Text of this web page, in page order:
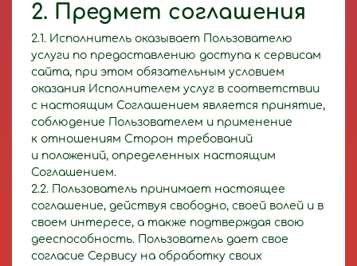
2. Предмет соглашения
2.1. Исполнитель оказывает Пользователю
услуги по предоставлению доступа к сервисам
сайта, при этом обязательным условием
оказания Исполнителем услуг в соответствии
с настоящим Соглашением является принятие,
соблюдение Пользователем и применение
к отношениям Сторон требований
и положений, определенных настоящим
Соглашением.
2.2. Пользователь принимает настоящее
соглашение, действуя свободно, своей волей и в
своем интересе, а также подтверждая свою
дееспособность. Пользователь дает свое
согласие Сервису на обработку своих